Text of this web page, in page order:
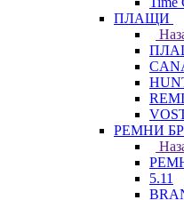
ПЛАЩИ
РЕМНИ
5.11